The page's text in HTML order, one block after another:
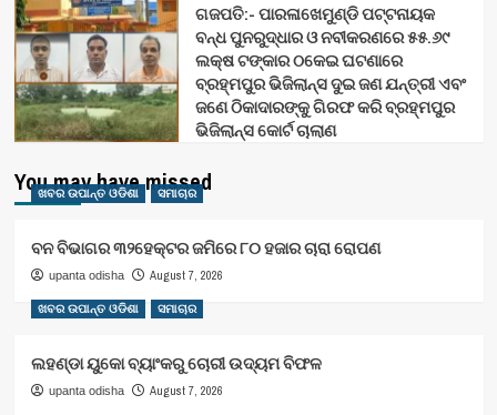
ଗଜପତି:- ପାରଳାଖେମୁଣ୍ଡି ପଟ୍ଟନାୟକ
ବନ୍ଧ ପୁନରୁଦ୍ଧାର ଓ ନବୀକରଣରେ ୫୫.୬୯
ଲକ୍ଷ ଟଙ୍କାର ଠକେଇ ଘଟଣାରେ
ବ୍ରହ୍ମପୁର ଭିଜିଲାନ୍ସ ଦୁଇ ଜଣ ଯନ୍ତ୍ରୀ ଏବଂ
ଜଣେ ଠିକାଦାରଙ୍କୁ ଗିରଫ କରି ବ୍ରହ୍ମପୁର
ଭିଜିଲାନ୍ସ କୋର୍ଟ ଚାଲାଣ
You may have missed
ଖବର ଉପାନ୍ତ ଓଡିଶା ସମାଚାର
ବନ ବିଭାଗର ୩୨ହେକ୍ଟର ଜମିରେ ୮୦ ହଜାର ଚାରା ରୋପଣ
upanta odisha August 7, 2026
ଖବର ଉପାନ୍ତ ଓଡିଶା ସମାଚାର
ଲହଣ୍ଡା ୟୁକୋ ବ୍ୟାଂକରୁ ଚୋରୀ ଉଦ୍ୟମ ବିଫଳ
upanta odisha August 7, 2026